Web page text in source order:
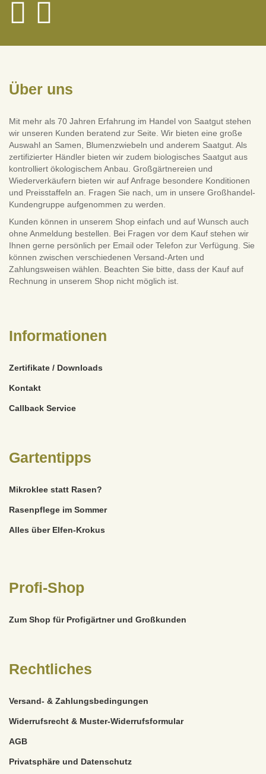
Über uns
Mit mehr als 70 Jahren Erfahrung im Handel von Saatgut stehen
wir unseren Kunden beratend zur Seite. Wir bieten eine große
Auswahl an Samen, Blumenzwiebeln und anderem Saatgut. Als
zertifizierter Händler bieten wir zudem biologisches Saatgut aus
kontrolliert ökologischem Anbau. Großgärtnereien und
Wiederverkäufern bieten wir auf Anfrage besondere Konditionen
und Preisstaffeln an. Fragen Sie nach, um in unsere Großhandel-
Kundengruppe aufgenommen zu werden.
Kunden können in unserem Shop einfach und auf Wunsch auch
ohne Anmeldung bestellen. Bei Fragen vor dem Kauf stehen wir
Ihnen gerne persönlich per Email oder Telefon zur Verfügung. Sie
können zwischen verschiedenen Versand-Arten und
Zahlungsweisen wählen. Beachten Sie bitte, dass der Kauf auf
Rechnung in unserem Shop nicht möglich ist.
Informationen
Zertifikate / Downloads
Kontakt
Callback Service
Gartentipps
Mikroklee statt Rasen?
Rasenpflege im Sommer
Alles über Elfen-Krokus
Profi-Shop
Zum Shop für Profigärtner und Großkunden
Rechtliches
Versand- & Zahlungsbedingungen
Widerrufsrecht & Muster-Widerrufsformular
AGB
Privatsphäre und Datenschutz